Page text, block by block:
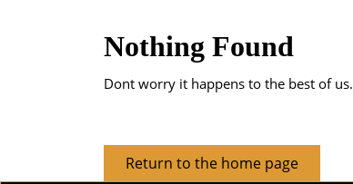
Nothing Found
Dont worry it happens to the best of us.
Return to the home pageReturn